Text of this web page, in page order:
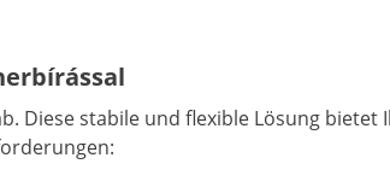
Diese stabile und flexible Lösung